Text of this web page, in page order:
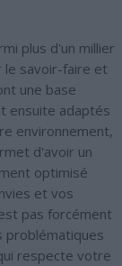
plus d'un millier
le savoir-faire et
une base
ensuite adaptés
environnement,
d'avoir un
optimisé
et vos
pas forcément
problématiques
respecte votre